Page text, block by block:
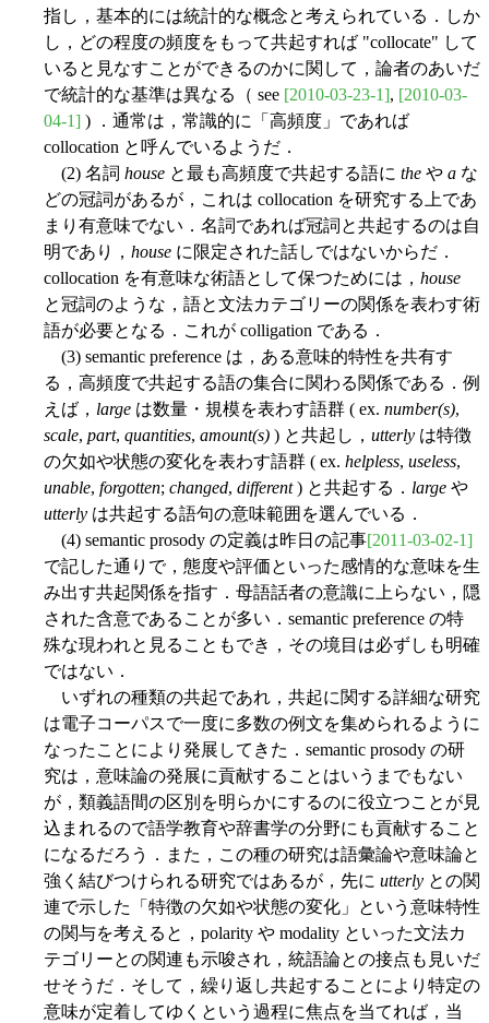
指し，基本的には統計的な概念と考えられている．しか
し，どの程度の頻度をもって共起すれば "collocate" して
いると見なすことができるのかに関して，論者のあいだ
で統計的な基準は異なる（ see [2010-03-23-1], [2010-03-
04-1] ) ．通常は，常識的に「高頻度」であれば
collocation と呼んでいるようだ．
(2) 名詞 house と最も高頻度で共起する語に the や a な
どの冠詞があるが，これは collocation を研究する上であ
まり有意味でない．名詞であれば冠詞と共起するのは自
明であり， house に限定された話しではないからだ．
collocation を有意味な術語として保つためには， house
と冠詞のような，語と文法カテゴリーの関係を表わす術
語が必要となる．これが colligation である．
(3) semantic preference は，ある意味的特性を共有す
る，高頻度で共起する語の集合に関わる関係である．例
えば， large は数量・規模を表わす語群 ( ex. number(s),
scale, part, quantities, amount(s) ) と共起し， utterly は特徴
の欠如や状態の変化を表わす語群 ( ex. helpless, useless,
unable, forgotten; changed, different) と共起する． large や
utterly は共起する語句の意味範囲を選んでいる．
(4) semantic prosody の定義は昨日の記事[2011-03-02-1]
で記した通りで，態度や評価といった感情的な意味を生
み出す共起関係を指す．母語話者の意識に上らない，隠
された含意であることが多い．semantic preference の特
殊な現われと見ることもでき，その境目は必ずしも明確
ではない．
いずれの種類の共起であれ，共起に関する詳細な研究
は電子コーパスで一度に多数の例文を集められるように
なったことにより発展してきた．semantic prosody の研
究は，意味論の発展に貢献することはいうまでもない
が，類義語間の区別を明らかにするのに役立つことが見
込まれるので語学教育や辞書学の分野にも貢献すること
になるだろう．また，この種の研究は語彙論や意味論と
強く結びつけられる研究ではあるが，先に utterly との関
連で示した「特徴の欠如や状態の変化」という意味特性
の関与を考えると，polarity や modality といった文法カ
テゴリーとの関連も示唆され，統語論との接点も見いだ
せそうだ．そして，繰り返し共起することにより特定の
意味が定着してゆくという過程に焦点を当てれば，当